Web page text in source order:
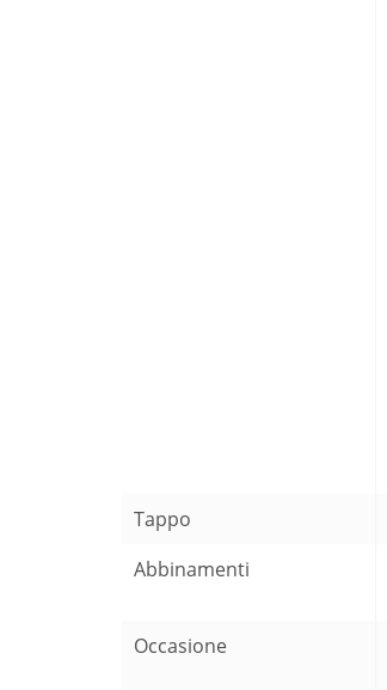
Tappo
Abbinamenti
Occasione